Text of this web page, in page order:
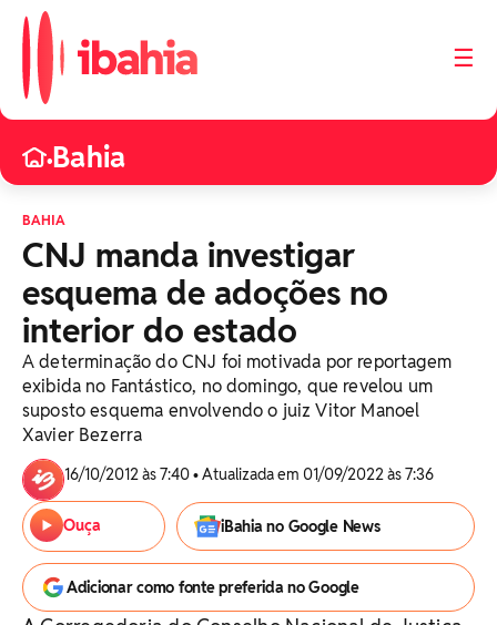
☰
•Bahia
BAHIA
CNJ manda investigar
esquema de adoções no
interior do estado
A determinação do CNJ foi motivada por reportagem
exibida no Fantástico, no domingo, que revelou um
suposto esquema envolvendo o juiz Vitor Manoel
Xavier Bezerra
16/10/2012 às 7:40 • Atualizada em 01/09/2022 às 7:36
Ouça iBahia no Google News
Adicionar como fonte preferida no Google